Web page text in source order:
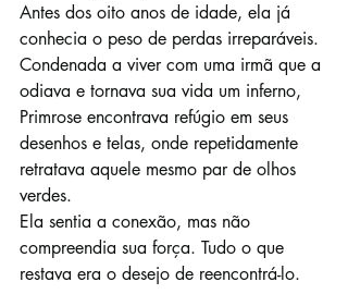
Antes dos oito anos de idade, ela já
conhecia o peso de perdas irreparáveis.
Condenada a viver com uma irmã que a
odiava e tornava sua vida um inferno,
Primrose encontrava refúgio em seus
desenhos e telas, onde repetidamente
retratava aquele mesmo par de olhos
verdes.
Ela sentia a conexão, mas não
compreendia sua força. Tudo o que
restava era o desejo de reencontrá-lo.